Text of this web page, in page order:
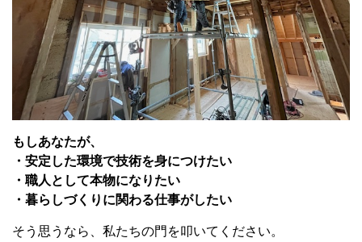
もしあなたが、
・安定した環境で技術を身につけたい
・職人として本物になりたい
・暮らしづくりに関わる仕事がしたい
そう思うなら、私たちの門を叩いてください。